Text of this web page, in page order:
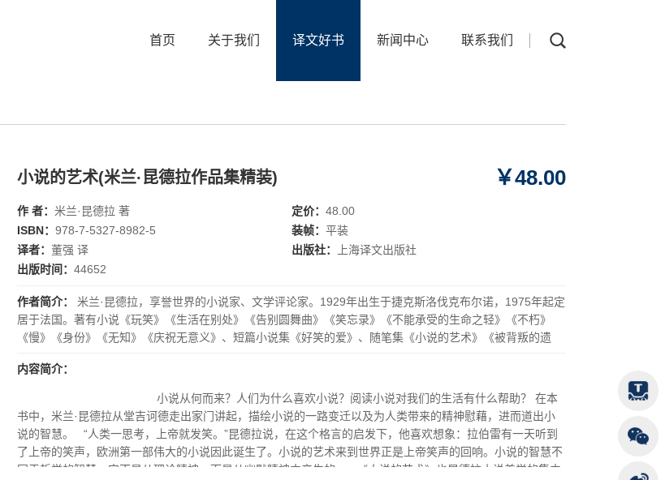
首页 关于我们 译文好书 新闻中心 联系我们
小说的艺术(米兰·昆德拉作品集精装) ￥48.00
作 者： 米兰·昆德拉 著 定价： 48.00
ISBN： 978-7-5327-8982-5 装帧： 平装
译者： 董强 译 出版社：
上海译文出版社
出版时间： 44652
作者简介：
米兰·昆德拉，享誉世界的小说家、文学评论家。1929年出生于捷克斯洛伐克布尔诺，1975年起定
居于法国。著有小说《玩笑》《生活在别处》《告别圆舞曲》《笑忘录》《不能承受的生命之轻》《不朽》
《慢》《身份》《无知》《庆祝无意义》、短篇小说集《好笑的爱》、随笔集《小说的艺术》《被背叛的遗
获耶路撒冷文学奖，2001年获法兰西学院文学大奖，2020年获卡夫卡国际文学奖。
内容简介：
小说从何而来？人们为什么喜欢小说？阅读小说对我们的生活有什么帮助？ 在本
书中，米兰·昆德拉从堂吉诃德走出家门讲起，描绘小说的一路变迁以及为人类带来的精神慰藉，进而道出小
说的智慧。 “人类一思考，上帝就发笑。”昆德拉说，在这个格言的启发下，他喜欢想象：拉伯雷有一天听到
了上帝的笑声，欧洲第一部伟大的小说因此诞生了。小说的艺术来到世界正是上帝笑声的回响。小说的智慧不
同于哲学的智慧，它不是从理论精神，而是从幽默精神中产生的。 《小说的艺术》也昆德拉小说美学的集中